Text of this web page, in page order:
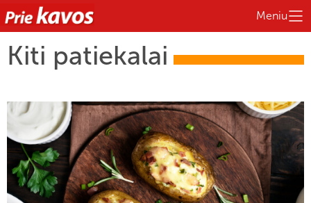
Meniu
Kiti patiekalai